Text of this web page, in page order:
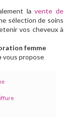
lavente de
sélection de soins
vos cheveux à
femme
vous propose